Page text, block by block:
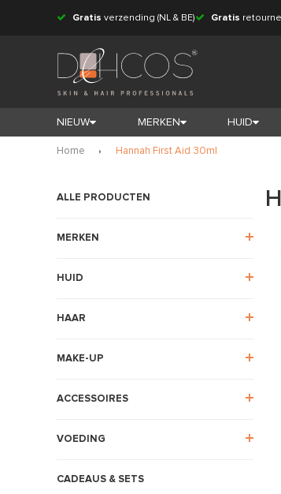
Gratis verzending (NL & BE) Gratis
NIEUW MERKEN HUID
Home Hannah First Aid 30ml
ALLE PRODUCTEN
MERKEN
HUID
HAAR
MAKE-UP
ACCESSOIRES
VOEDING
CADEAUS & SETS